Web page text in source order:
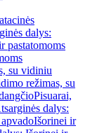
dalys:
pastatomoms
su vidiniu
režimas, su
Pisuarai,
dalys:
Išorinei ir